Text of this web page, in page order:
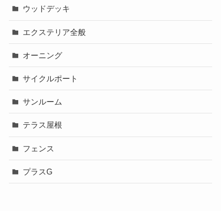
ウッドデッキ
エクステリア全般
オーニング
サイクルポート
サンルーム
テラス屋根
フェンス
プラスG